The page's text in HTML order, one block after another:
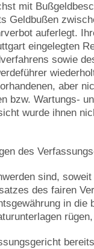
mit
Geldbußen
auferlegt.
eingelegten
sowie
aber
bzw. Wartungs-
wurde ihnen
des
sind,
des fairen
in die